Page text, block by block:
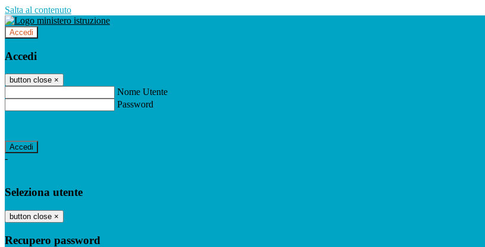
Salta al contenuto
Accedi
Accedi
button close ×
Nome Utente
Password
-
Seleziona utente
button close ×
Recupero password